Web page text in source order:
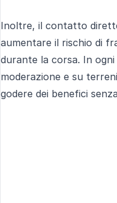
Inoltre, il contatto
aumentare il rischio di
durante la corsa. In
moderazione e su
godere dei benefici